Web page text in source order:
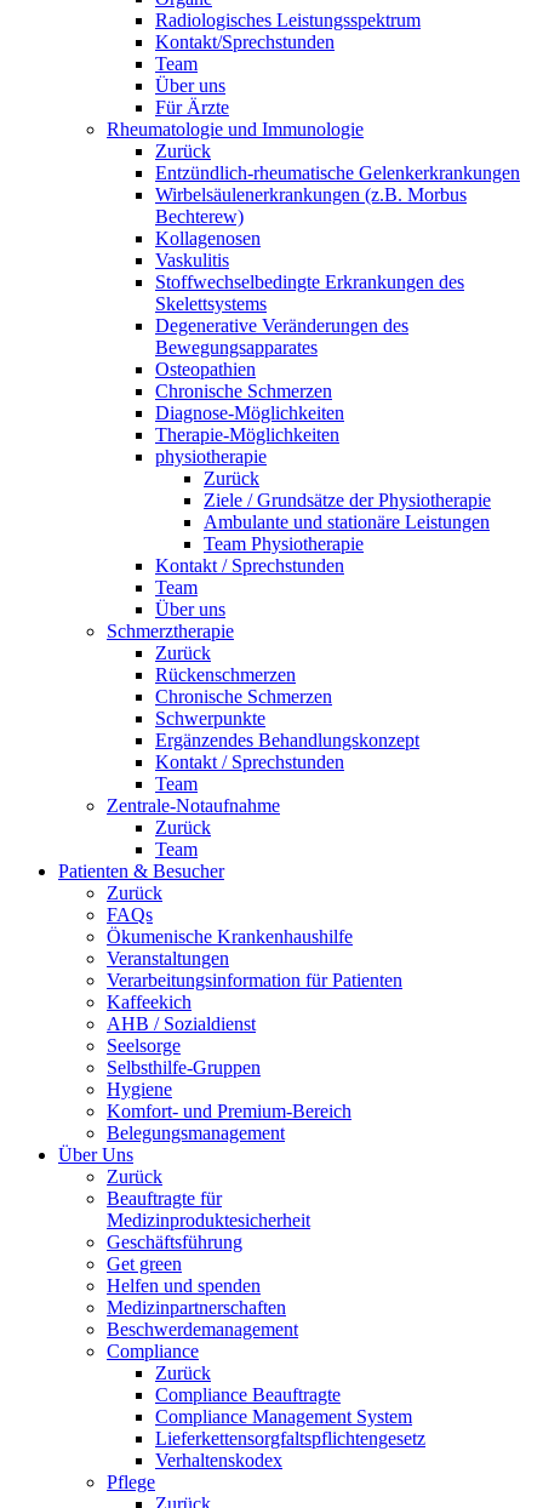
Radiologisches Leistungsspektrum
Kontakt/Sprechstunden
Team
Über uns
Für Ärzte
Rheumatologie und Immunologie
Zurück
Entzündlich-rheumatische Gelenkerkrankungen
Wirbelsäulenerkrankungen (z.B. Morbus
Bechterew)
Kollagenosen
Vaskulitis
Stoffwechselbedingte Erkrankungen des
Skelettsystems
Degenerative Veränderungen des
Bewegungsapparates
Osteopathien
Chronische Schmerzen
Diagnose-Möglichkeiten
Therapie-Möglichkeiten
physiotherapie
Zurück
Ziele / Grundsätze der Physiotherapie
Ambulante und stationäre Leistungen
Team Physiotherapie
Kontakt / Sprechstunden
Team
Über uns
Schmerztherapie
Zurück
Rückenschmerzen
Chronische Schmerzen
Schwerpunkte
Ergänzendes Behandlungskonzept
Kontakt / Sprechstunden
Team
Zentrale-Notaufnahme
Zurück
Team
Patienten & Besucher
Zurück
FAQs
Ökumenische Krankenhaushilfe
Veranstaltungen
Verarbeitungsinformation für Patienten
Kaffeekich
AHB / Sozialdienst
Seelsorge
Selbsthilfe-Gruppen
Hygiene
Komfort- und Premium-Bereich
Belegungsmanagement
Über Uns
Zurück
Beauftragte für
Medizinproduktesicherheit
Geschäftsführung
Get green
Helfen und spenden
Medizinpartnerschaften
Beschwerdemanagement
Compliance
Zurück
Compliance Beauftragte
Compliance Management System
Lieferkettensorgfaltspflichtengesetz
Verhaltenskodex
Pflege
Zurück